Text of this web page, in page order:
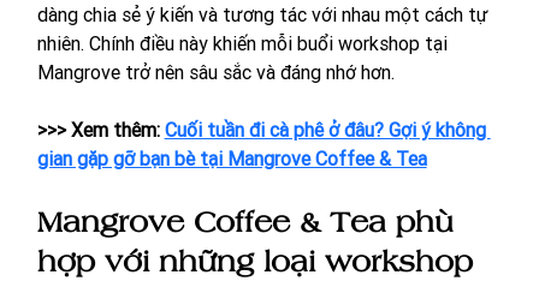
dàng chia sẻ ý kiến và tương tác với nhau một cách tự
nhiên. Chính điều này khiến mỗi buổi workshop tại
Mangrove trở nên sâu sắc và đáng nhớ hơn.
>>> Xem thêm: Cuối tuần đi cà phê ở đâu? Gợi ý không
gian gặp gỡ bạn bè tại Mangrove Coffee & Tea
Mangrove Coffee & Tea phù
hợp với những loại workshop